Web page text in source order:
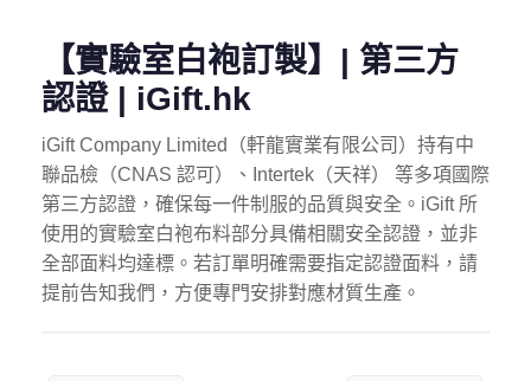
【實驗室白袍訂製】| 第三方
認證 | iGift.hk
iGift Company Limited（軒龍實業有限公司）持有中
聯品檢（CNAS 認可）、Intertek（天祥） 等多項國際
第三方認證，確保每一件制服的品質與安全。 iGift 所
使用的實驗室白袍布料部分具備相關安全認證，並非
全部面料均達標。若訂單明確需要指定認證面料，請
提前告知我們，方便專門安排對應材質生產。